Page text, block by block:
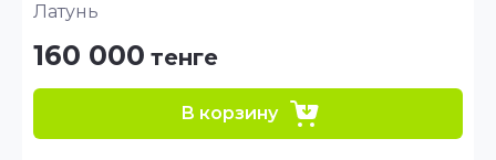
Латунь
160 000 тенге
В корзину